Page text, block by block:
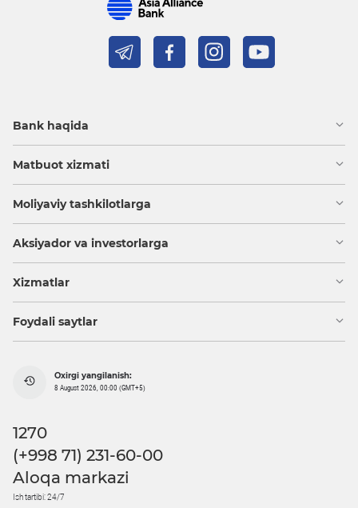
Bank haqida
Matbuot xizmati
Moliyaviy tashkilotlarga
Aksiyador va investorlarga
Xizmatlar
Foydali saytlar
Oxirgi yangilanish:
8 August 2026, 00:00 (GMT+5)
1270
(+998 71) 231-60-00
Aloqa markazi
Ish tartibi: 24/7